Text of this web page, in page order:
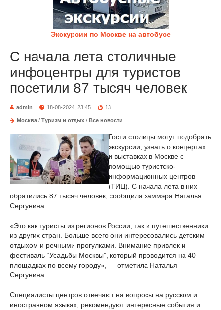
Экскурсии по Москве на автобусе
С начала лета столичные
инфоцентры для туристов
посетили 87 тысяч человек
admin 18-08-2024, 23:45 13
Москва / Туризм и отдых / Все новости
Гости столицы могут подобрать
экскурсии, узнать о концертах
и выставках в Москве с
помощью туристско-
информационных центров
(ТИЦ). С начала лета в них
обратились 87 тысяч человек, сообщила заммэра Наталья
Сергунина.
«Это как туристы из регионов России, так и путешественники
из других стран. Больше всего они интересовались детским
отдыхом и речными прогулками. Внимание привлек и
фестиваль “Усадьбы Москвы”, который проводится на 40
площадках по всему городу», — отметила Наталья
Сергунина
Специалисты центров отвечают на вопросы на русском и
иностранном языках, рекомендуют интересные события и